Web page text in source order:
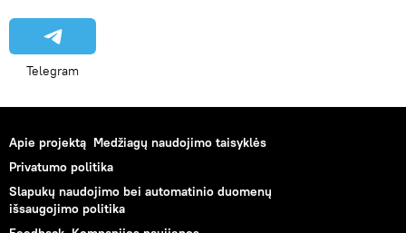
Telegram
Apie projektą Medžiagų naudojimo taisyklės
Privatumo politika
Slapukų naudojimo bei automatinio duomenų
išsaugojimo politika